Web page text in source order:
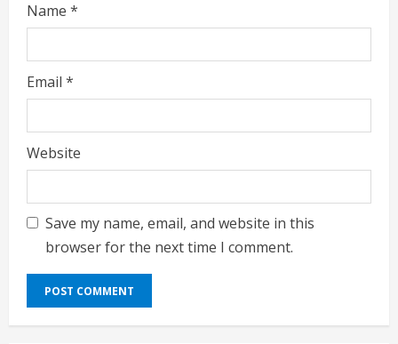
Name *
Email *
Website
Save my name, email, and website in this
browser for the next time I comment.